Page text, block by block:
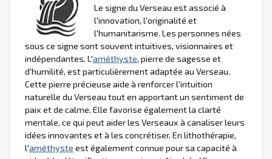
Le signe du Verseau est associé à
l'innovation, l'originalité et
l'humanitarisme. Les personnes nées
sous ce signe sont souvent intuitives, visionnaires et
indépendantes. L'améthyste, pierre de sagesse et
d'humilité, est particulièrement adaptée au Verseau.
Cette pierre précieuse aide à renforcer l'intuition
naturelle du Verseau tout en apportant un sentiment de
paix et de calme. Elle favorise également la clarté
mentale, ce qui peut aider les Verseaux à canaliser leurs
idées innovantes et à les concrétiser. En lithothérapie,
l'améthyste est également connue pour sa capacité à